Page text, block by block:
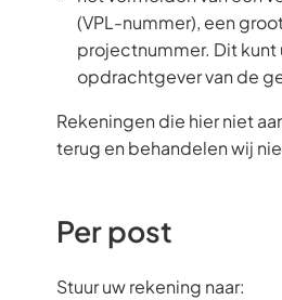
(VPL-nummer), een
projectnummer. Dit kunt
opdrachtgever van de
Rekeningen die hier niet
terug en behandelen wij
Per post
Stuur uw rekening naar: